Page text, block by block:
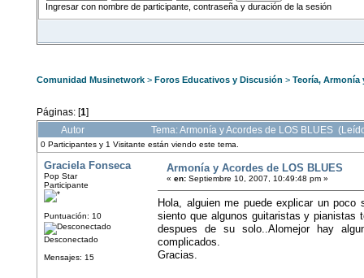
Ingresar con nombre de participante, contraseña y duración de la sesión
Comunidad Musinetwork > Foros Educativos y Discusión > Teoría,
Páginas: [1]
Autor
Tema: Armonía y Acordes de LOS BLUES
0 Participantes y 1 Visitante están viendo este tema.
Graciela Fonseca
Pop Star
Participante
Puntuación: 10
Desconectado
Mensajes: 15
Armonía y Acordes de LOS BLUES
« en: Septiembre 10, 2007, 10:49:48 pm »
Hola, alguien me puede explicar un
siento que algunos guitaristas y pianistas
despues de su solo..Alomejor hay
complicados.
Gracias.